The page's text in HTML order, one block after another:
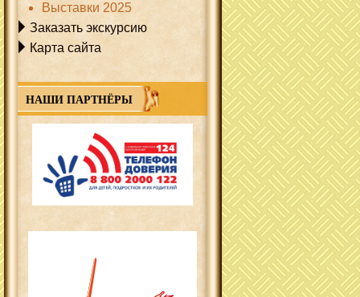
Выставки 2025
Заказать экскурсию
Карта сайта
НАШИ ПАРТНЁРЫ